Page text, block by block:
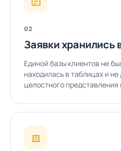
02
Заявки хранились
Единой базы клиентов не
находилась в таблицах и
целостного представления